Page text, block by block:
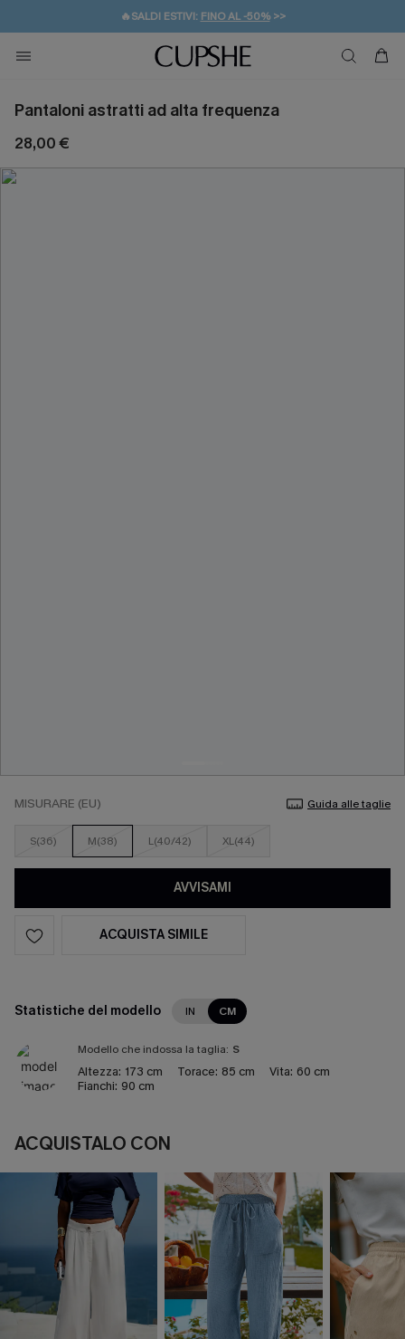
🔥SALDI ESTIVI: FINO AL -50%>>
🚚SPEDIZIONE GRATUITA DA 49€
💌REGALO PER I NUOVI: 20% DI SCONTO*
Pantaloni astratti ad alta frequenza
28,00 €
MISURARE (EU) Guida alle taglie
S(36) M(38) L(40/42) XL(44)
AVVISAMI
ACQUISTA SIMILE
Statistiche del modello IN CM
Modello che indossa la taglia: S
Altezza: 173 cm Torace: 85 cm Vita: 60 cm
Fianchi: 90 cm
ACQUISTALO CON